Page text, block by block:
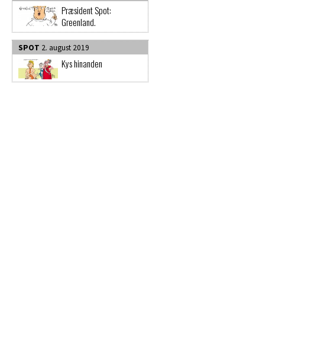
Præsident Spot:
Greenland.
SPOT 2. august 2019
Kys hinanden